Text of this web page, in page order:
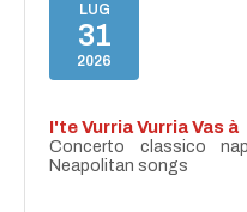
LUG
31
2026
I'te Vurria Vurria Vas à
Concerto classico
Neapolitan songs